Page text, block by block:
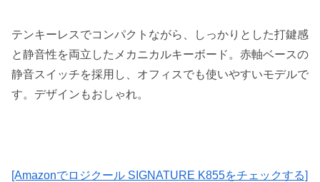
テンキーレスでコンパクトながら、しっかりとした打鍵感
と静音性を両立したメカニカルキーボード。赤軸ベースの
静音スイッチを採用し、オフィスでも使いやすいモデルで
す。デザインもおしゃれ。
[Amazonでロジクール SIGNATURE K855をチェックする]